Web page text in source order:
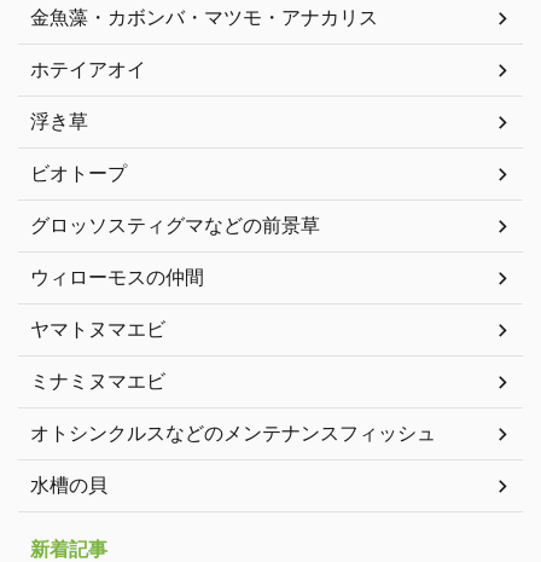
金魚藻・カボンバ・マツモ・アナカリス
ホテイアオイ
浮き草
ビオトープ
グロッソスティグマなどの前景草
ウィローモスの仲間
ヤマトヌマエビ
ミナミヌマエビ
オトシンクルスなどのメンテナンスフィッシュ
水槽の貝
新着記事